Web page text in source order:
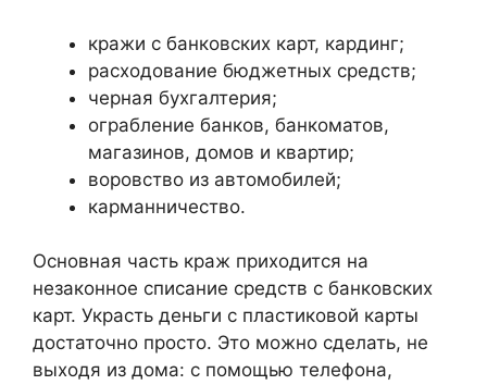
кражи с банковских карт, кардинг;
расходование бюджетных средств;
черная бухгалтерия;
ограбление банков, банкоматов,
магазинов, домов и квартир;
воровство из автомобилей;
карманничество.
Основная часть краж приходится на
незаконное списание средств с банковских
карт. Украсть деньги с пластиковой карты
достаточно просто. Это можно сделать, не
выходя из дома: с помощью телефона,